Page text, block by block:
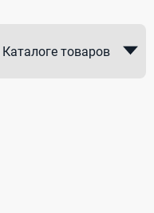
Каталоге товаров